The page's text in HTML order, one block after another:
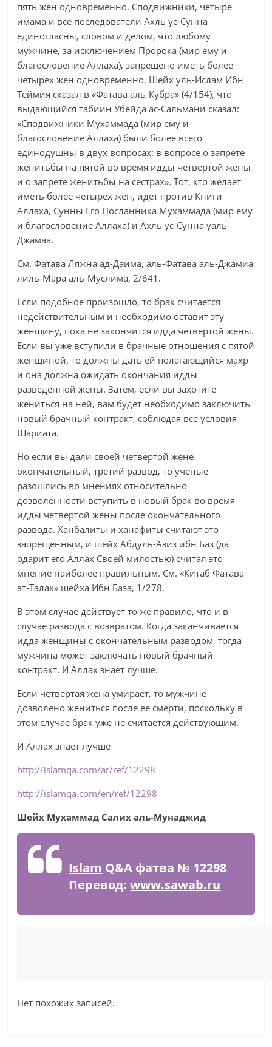
пять жен одновременно. Сподвижники, четыре
имама и все последователи Ахль ус-Сунна
единогласны, словом и делом, что любому
мужчине, за исключением Пророка (мир ему и
благословение Аллаха), запрещено иметь более
четырех жен одновременно. Шейх уль-Ислам Ибн
Теймия сказал в «Фатава аль-Кубра» (4/154), что
выдающийся табиин Убейда ас-Сальмани сказал:
«Сподвижники Мухаммада (мир ему и
благословение Аллаха) были более всего
единодушны в двух вопросах: в вопросе о запрете
женитьбы на пятой во время идды четвертой жены
и о запрете женитьбы на сестрах». Тот, кто желает
иметь более четырех жен, идет против Книги
Аллаха, Сунны Его Посланника Мухаммада (мир ему
и благословение Аллаха) и Ахль ус-Сунна уаль-
Джамаа.
См. Фатава Ляжна ад-Даима, аль-Фатава аль-Джамиа
лиль-Мара аль-Муслима, 2/641.
Если подобное произошло, то брак считается
недействительным и необходимо оставит эту
женщину, пока не закончится идда четвертой жены.
Если вы уже вступили в брачные отношения с пятой
женщиной, то должны дать ей полагающийся махр
и она должна ожидать окончания идды
разведенной жены. Затем, если вы захотите
жениться на ней, вам будет необходимо заключить
новый брачный контракт, соблюдая все условия
Шариата.
Но если вы дали своей четвертой жене
окончательный, третий развод, то ученые
разошлись во мнениях относительно
дозволенности вступить в новый брак во время
идды четвертой жены после окончательного
развода. Ханбалиты и ханафиты считают это
запрещенным, и шейх Абдуль-Азиз ибн Баз (да
одарит его Аллах Своей милостью) считал это
мнение наиболее правильным. См. «Китаб Фатава
ат-Талак» шейха Ибн База, 1/278.
В этом случае действует то же правило, что и в
случае развода с возвратом. Когда заканчивается
идда женщины с окончательным разводом, тогда
мужчина может заключать новый брачный
контракт. И Аллах знает лучше.
Если четвертая жена умирает, то мужчине
дозволено жениться после ее смерти, поскольку в
этом случае брак уже не считается действующим.
И Аллах знает лучше
http://islamqa.com/ar/ref/12298
http://islamqa.com/en/ref/12298
Шейх Мухаммад Салих аль-Мунаджид
Islam Q&A фатва № 12298
Перевод:www.sawab.ru
Нет похожих записей.